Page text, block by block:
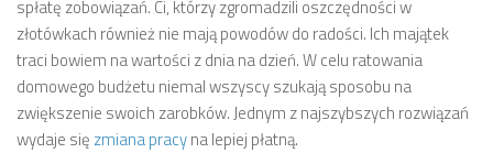
spłatę zobowiązań. Ci, którzy zgromadzili oszczędności w
złotówkach również nie mają powodów do radości. Ich majątek
traci bowiem na wartości z dnia na dzień. W celu ratowania
domowego budżetu niemal wszyscy szukają sposobu na
zwiększenie swoich zarobków. Jednym z najszybszych rozwiązań
wydaje się zmiana pracyna lepiej płatną.